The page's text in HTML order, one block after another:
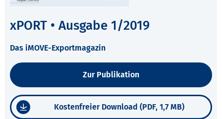
xPORT • Ausgabe 1/2019
Das iMOVE-Exportmagazin
Zur Publikation
Kostenfreier Download (PDF, 1,7 MB)